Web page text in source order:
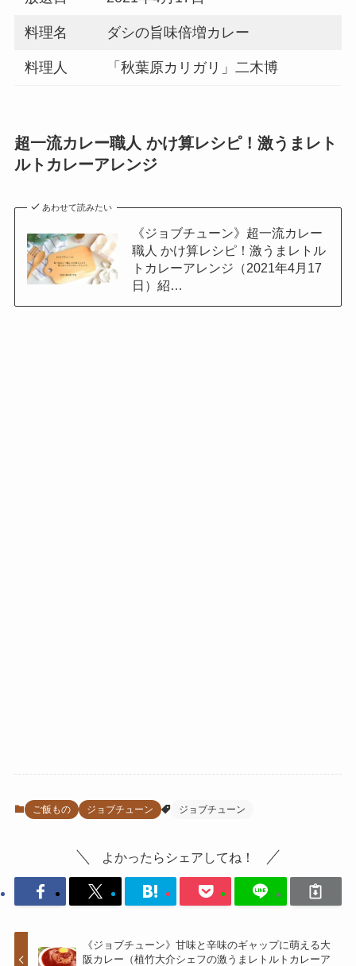
料理名 ダシの旨味倍増カレー
料理人 「秋葉原カリガリ」二木博
超一流カレー職人 かけ算レシピ！激うまレト
ルトカレーアレンジ
あわせて読みたい
《ジョブチューン》超一流カレー
職人 かけ算レシピ！激うまレトル
トカレーアレンジ（2021年4月17
日）紹…
ご飯もの ジョブチューン ジョブチューン
よかったらシェアしてね！
《ジョブチューン》甘味と辛味のギャップに萌える大
阪カレー（植竹大介シェフの激うまレトルトカレーア